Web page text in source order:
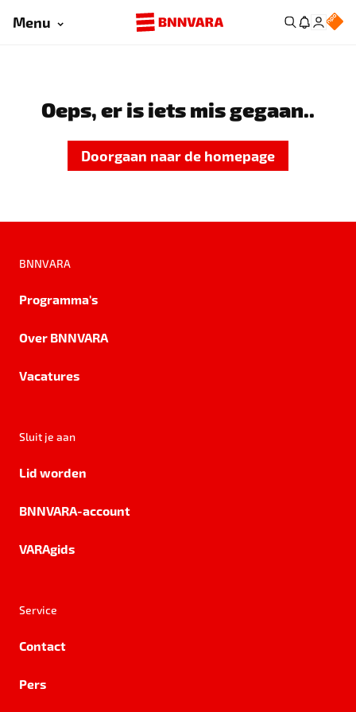
Menu
Oeps, er is iets mis gegaan..
Doorgaan naar de homepage
BNNVARA
Programma's
Over BNNVARA
Vacatures
Sluit je aan
Lid worden
BNNVARA-account
VARAgids
Service
Contact
Pers